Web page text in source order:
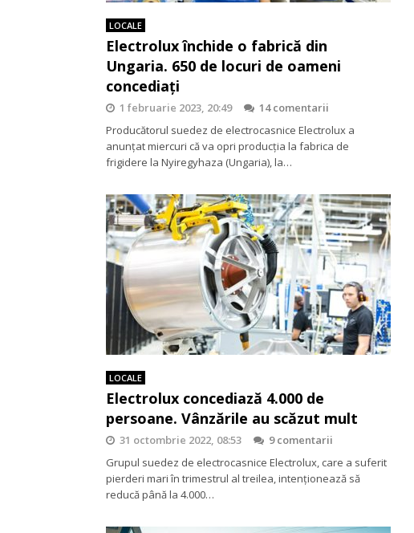
LOCALE
Electrolux închide o fabrică din
Ungaria. 650 de locuri de oameni
concediaţi
1 februarie 2023, 20:49
14 comentarii
Producătorul suedez de electrocasnice Electrolux a
anunţat miercuri că va opri producţia la fabrica de
frigidere la Nyiregyhaza (Ungaria), la…
LOCALE
Electrolux concediază 4.000 de
persoane. Vânzările au scăzut mult
31 octombrie 2022, 08:53
9 comentarii
Grupul suedez de electrocasnice Electrolux, care a suferit
pierderi mari în trimestrul al treilea, intenționează să
reducă până la 4.000…